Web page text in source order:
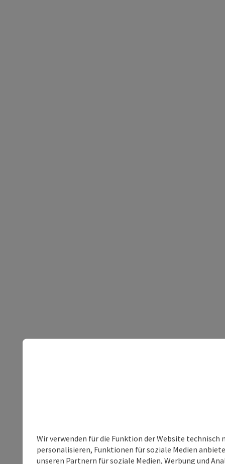
Wir verwenden für die Funktion der Website
personalisieren, Funktionen für soziale Medien
unseren Partnern für soziale Medien, Werbung und